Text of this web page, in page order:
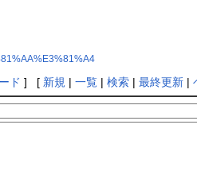
ド ] [ 新規 | 一覧| 検索| 最終更新|